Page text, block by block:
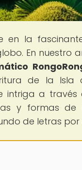
en la
En nuestro
de la Isla
intriga a través
y formas
de letras